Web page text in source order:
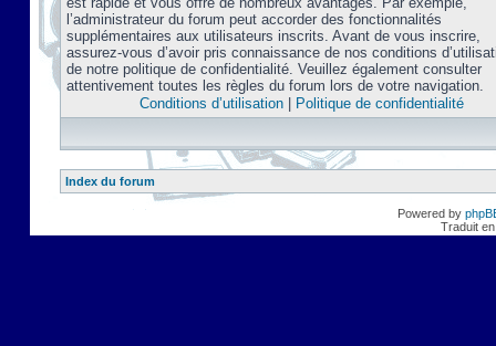
l’administrateur du forum peut accorder des fonctionnalités
supplémentaires aux utilisateurs inscrits. Avant de vous inscrire,
assurez-vous d’avoir pris connaissance de nos conditions
de notre politique de confidentialité. Veuillez également consulter
attentivement toutes les règles du forum lors de votre navigation.
Conditions d’utilisation| Politique de confidentialité
Index du forum
Powered by
Traduit